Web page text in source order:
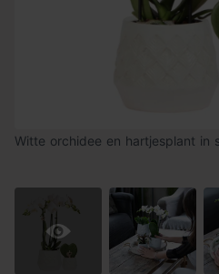
Witte orchidee en hartjesplant in